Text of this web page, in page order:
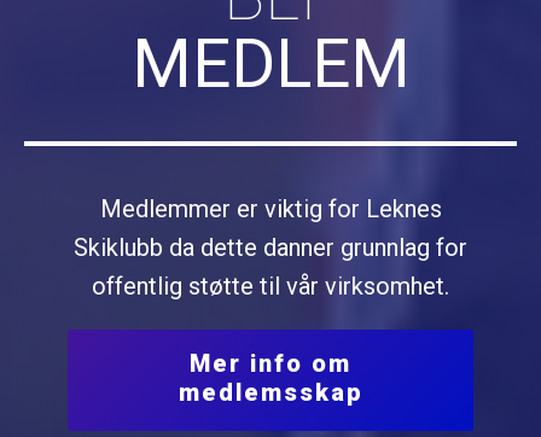
MEDLEM
Medlemmer er viktig for Leknes
Skiklubb da dette danner grunnlag for
offentlig støtte til vår virksomhet.
Mer info om
medlemsskap